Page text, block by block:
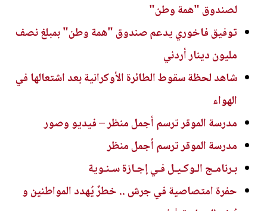
لصندوق "همة وطن"
توفيق فاخوري يدعم صندوق "همة وطن" بمبلغ نصف
مليون دينار أردني
شاهد لحظة سقوط الطائرة الأوكرانية بعد اشتعالها في
الهواء
مدرسة الموقر ترسم أجمل منظر – فيديو وصور
مدرسة الموقر ترسم أجمل منظر
بـرنامـج الـوكـيـل فـي إجـازة سـنـوية
حفرة امتصاصية في جرش .. خطرٌ يُهدد المواطنين و